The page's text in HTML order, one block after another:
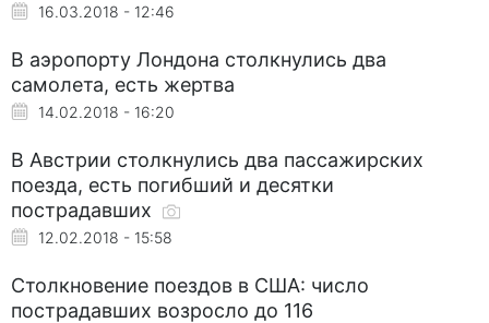
16.03.2018 - 12:46
В аэропорту Лондона столкнулись два
самолета, есть жертва
14.02.2018 - 16:20
В Австрии столкнулись два пассажирских
поезда, есть погибший и десятки
пострадавших
12.02.2018 - 15:58
Столкновение поездов в США: число
пострадавших возросло до 116